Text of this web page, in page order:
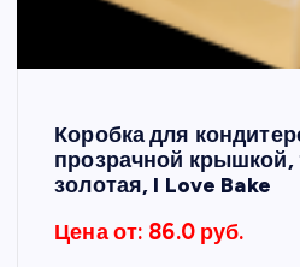
Коробка для
прозрачной
золотая, I Love Bake
Цена от: 86.0 руб.